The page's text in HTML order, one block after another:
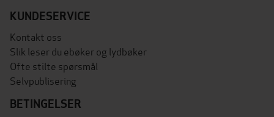
KUNDESERVICE
Kontakt oss
Slik leser du ebøker og lydbøker
Ofte stilte spørsmål
Selvpublisering
BETINGELSER